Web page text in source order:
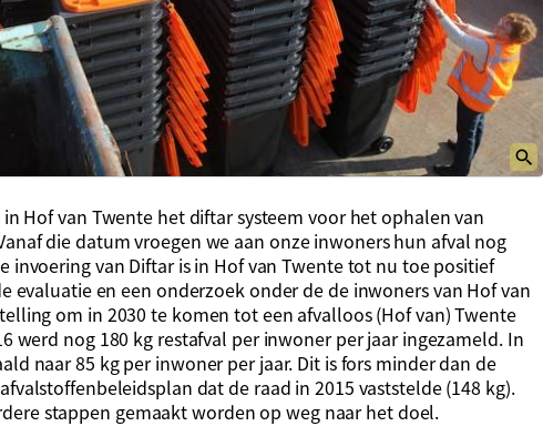
in Hof van Twente het diftar systeem voor het ophalen van
die datum vroegen we aan onze inwoners hun afval nog
invoering van Diftar is in Hof van Twente tot nu toe positief
evaluatie en een onderzoek onder de de inwoners van Hof van
om in 2030 te komen tot een afvalloos (Hof van) Twente
werd nog 180 kg restafval per inwoner per jaar ingezameld. In
naar 85 kg per inwoner per jaar. Dit is fors minder dan de
dat de raad in 2015 vaststelde (148 kg).
stappen gemaakt worden op weg naar het doel.